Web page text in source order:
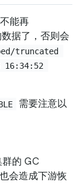
能再
据了，否则会
truncated
需要注意以
的 GC
会造成下游恢